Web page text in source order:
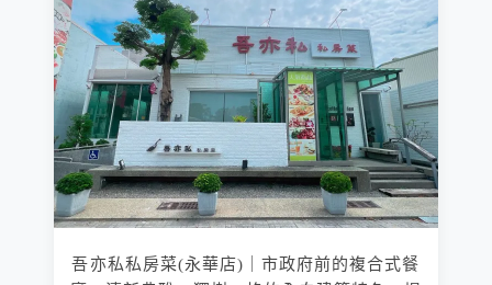
吾亦私私房菜(永華店)｜市政府前的複合式餐